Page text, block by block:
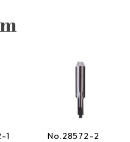
1
No.28572-2